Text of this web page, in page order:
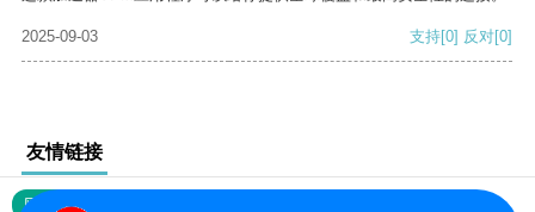
2025-09-03 支持[0] 反对[0]
友情链接
网站地图